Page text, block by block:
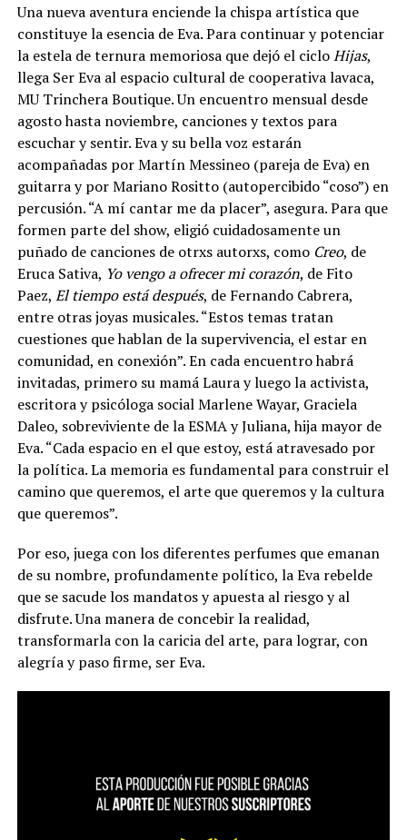
Una nueva aventura enciende la chispa artística que
constituye la esencia de Eva. Para continuar y potenciar
la estela de ternura memoriosa que dejó el cicloHijas,
llega Ser Eva al espacio cultural de cooperativa lavaca,
MU Trinchera Boutique. Un encuentro mensual desde
agosto hasta noviembre, canciones y textos para
escuchar y sentir. Eva y su bella voz estarán
acompañadas por Martín Messineo (pareja de Eva) en
guitarra y por Mariano Rositto (autopercibido “coso”) en
percusión. “A mí cantar me da placer”, asegura. Para que
formen parte del show, eligió cuidadosamente un
puñado de canciones de otrxs autorxs, como Creo, de
Eruca Sativa, Yo vengo a ofrecer mi corazón, de Fito
Paez, El tiempo está después, de Fernando Cabrera,
entre otras joyas musicales. “Estos temas tratan
cuestiones que hablan de la supervivencia, el estar en
comunidad, en conexión”. En cada encuentro habrá
invitadas, primero su mamá Laura y luego la activista,
escritora y psicóloga social Marlene Wayar, Graciela
Daleo, sobreviviente de la ESMA y Juliana, hija mayor de
Eva. “Cada espacio en el que estoy, está atravesado por
la política. La memoria es fundamental para construir el
camino que queremos, el arte que queremos y la cultura
que queremos”.
Por eso, juega con los diferentes perfumes que emanan
de su nombre, profundamente político, la Eva rebelde
que se sacude los mandatos y apuesta al riesgo y al
disfrute. Una manera de concebir la realidad,
transformarla con la caricia del arte, para lograr, con
alegría y paso firme, ser Eva.